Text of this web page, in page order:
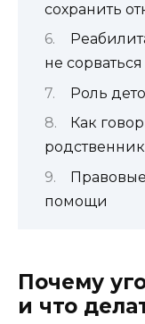
сохранить
не сорваться
Роль
Как
помощи
Почему
и что